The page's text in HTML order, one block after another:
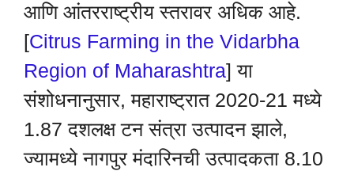
आणि आंतरराष्ट्रीय स्तरावर अधिक आहे.
[Citrus Farming in the Vidarbha
Region of Maharashtra] या
संशोधनानुसार, महाराष्ट्रात 2020-21 मध्ये
1.87 दशलक्ष टन संत्रा उत्पादन झाले,
ज्यामध्ये नागपुर मंदारिनची उत्पादकता 8.10